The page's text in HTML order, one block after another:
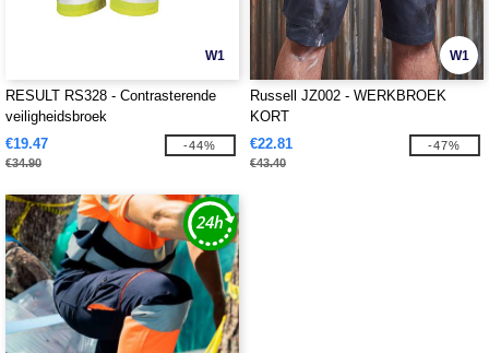
W1
RESULT RS328 - Contrasterende
veiligheidsbroek
€19.47
€34.90
-44%
W1
Russell JZ002 - WERKBROEK
KORT
€22.81
€43.40
-47%